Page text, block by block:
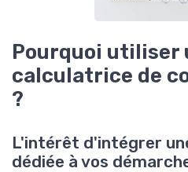
Pourquoi utiliser
calculatrice de
?
L'intérêt d'intégrer
dédiée à vos